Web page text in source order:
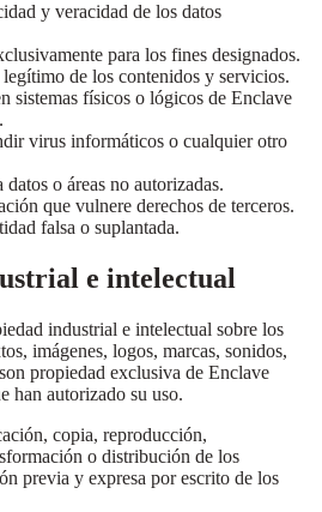
y veracidad de los datos
para los fines designados.
de los contenidos y servicios.
sistemas físicos o lógicos de Enclave
virus informáticos o cualquier otro
o áreas no autorizadas.
que vulnere derechos de terceros.
falsa o suplantada.
e intelectual
industrial e intelectual sobre los
imágenes, logos, marcas, sonidos,
propiedad exclusiva de Enclave
han autorizado su uso.
copia, reproducción,
o distribución de los
previa y expresa por escrito de los